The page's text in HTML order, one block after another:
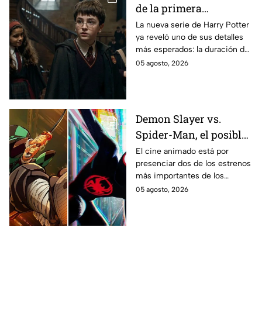
de la primera
temporada de Harry
Potter y emocionará a
los fans de los libros
La nueva serie de Harry Potter
ya reveló uno de sus detalles
más esperados: la duración de
la primera temporada basada
05 agosto, 2026
Demon Slayer vs.
Spider-Man, el posible
gran enfrentamiento
en taquilla del 2027
El cine animado está por
presenciar dos de los estrenos
más importantes de los
últimos años.
05 agosto, 2026